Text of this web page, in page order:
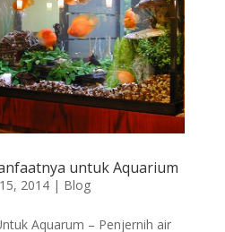
untuk Aquarium
2014| Blog
Aquarum – Penjernih air